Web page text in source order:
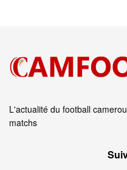
L'actualité du football
matchs